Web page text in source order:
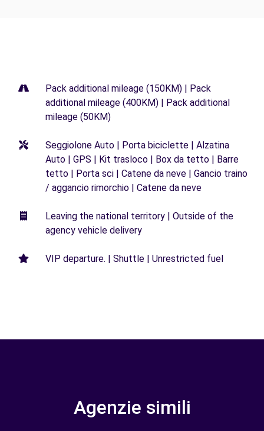
Pack additional mileage (150KM) | Pack
additional mileage (400KM) | Pack additional
mileage (50KM)
Seggiolone Auto | Porta biciclette | Alzatina
Auto | GPS | Kit trasloco | Box da tetto | Barre
tetto | Porta sci | Catene da neve | Gancio traino
/ aggancio rimorchio | Catene da neve
Leaving the national territory | Outside of the
agency vehicle delivery
VIP departure. | Shuttle | Unrestricted fuel
Agenzie simili